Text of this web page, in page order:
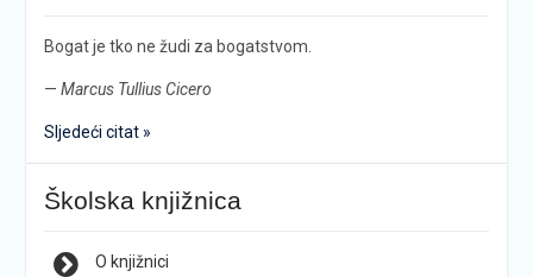
Bogat je tko ne žudi za bogatstvom.
— Marcus Tullius Cicero
Sljedeći citat »
Školska knjižnica
O knjižnici